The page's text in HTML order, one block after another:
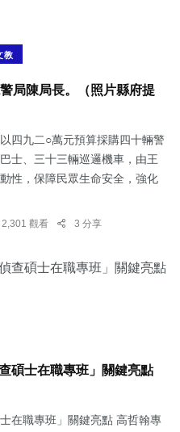
教
局陳局長。（照片縣府提
四九二○萬元預算採購四十輛警
士、三十三輛巡邏機車，由王
性，保障民眾生命安全，強化
2,301 觀看 3 分享
碩士在職專班」關鍵亮點
在職專班」關鍵亮點 高哲翰專